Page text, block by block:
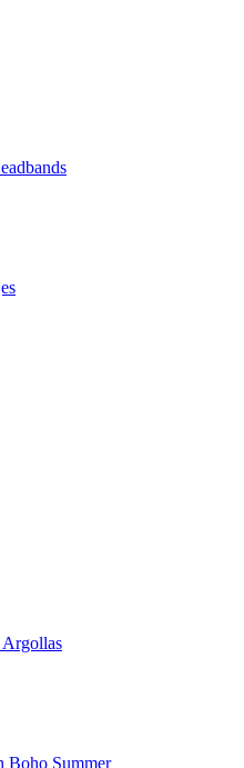
Argollas
Boho Summer